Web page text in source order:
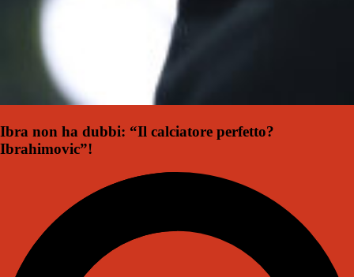
Ibra non ha dubbi: “Il calciatore perfetto?
Ibrahimovic”!